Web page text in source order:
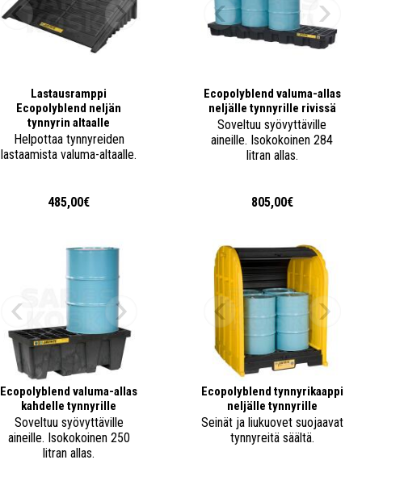
Lastausramppi
Ecopolyblend neljän
tynnyrin altaalle
Helpottaa tynnyreiden
lastaamista valuma-altaalle.
485,00€
Ecopolyblend valuma-allas
neljälle tynnyrille rivissä
Soveltuu syövyttäville
aineille. Isokokoinen 284
litran allas.
805,00€
Ecopolyblend valuma-allas
kahdelle tynnyrille
Soveltuu syövyttäville
aineille. Isokokoinen 250
litran allas.
Ecopolyblend tynnyrikaappi
neljälle tynnyrille
Seinät ja liukuovet suojaavat
tynnyreitä säältä.